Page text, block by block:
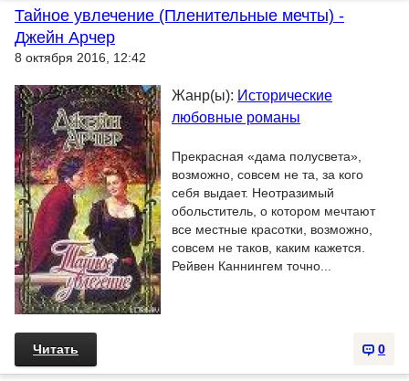
Тайное увлечение (Пленительные мечты) -
Джейн Арчер
8 октября 2016, 12:42
Жанр(ы): Исторические
любовные романы
Прекрасная «дама полусвета»,
возможно, совсем не та, за кого
себя выдает. Неотразимый
обольститель, о котором мечтают
все местные красотки, возможно,
совсем не таков, каким кажется.
Рейвен Каннингем точно...
0
Читать